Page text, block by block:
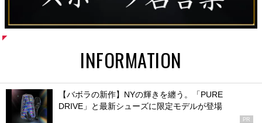
INFORMATION
【バボラの新作】NYの輝きを纏う。「PURE
DRIVE」と最新シューズに限定モデルが登場
PR